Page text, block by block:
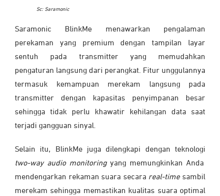
Sc: Saramonic
Saramonic BlinkMe menawarkan pengalaman
perekaman yang premium dengan tampilan layar
sentuh pada transmitter yang memudahkan
pengaturan langsung dari perangkat. Fitur unggulannya
termasuk kemampuan merekam langsung pada
transmitter dengan kapasitas penyimpanan besar
sehingga tidak perlu khawatir kehilangan data saat
terjadi gangguan sinyal.
Selain itu, BlinkMe juga dilengkapi dengan teknologi
two-way audio monitoringyang memungkinkan Anda
mendengarkan rekaman suara secara real-timesambil
merekam sehingga memastikan kualitas suara optimal